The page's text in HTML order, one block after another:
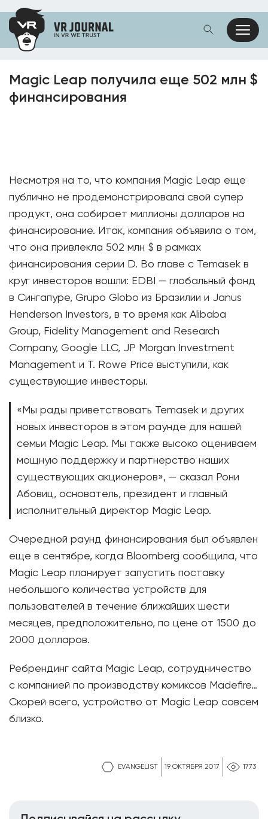
EVANGELIST 19 ОКТЯБРЯ 2017 1773
Magic Leap получила еще 502 млн $
финансирования
Несмотря на то, что компания Magic Leap еще
публично не продемонстрировала свой супер
продукт, она собирает миллионы долларов на
финансирование. Итак, компания объявила о том,
что она привлекла 502 млн $ в рамках
финансирования серии D. Во главе с Temasek в
круг инвесторов вошли: EDBI — глобальный фонд
в Сингапуре, Grupo Globo из Бразилии и Janus
Henderson Investors, в то время как Alibaba
Group, Fidelity Management and Research
Company, Google LLC, JP Morgan Investment
Management и T. Rowe Price выступили, как
существующие инвесторы.
«Мы рады приветствовать Temasek и других
новых инвесторов в этом раунде для нашей
семьи Magic Leap. Мы также высоко оцениваем
мощную поддержку и партнерство наших
существующих акционеров», — сказал Рони
Абовиц, основатель, президент и главный
исполнительный директор Magic Leap.
Очередной раунд финансирования был объявлен
еще в сентябре, когда Bloomberg сообщила, что
Magic Leap планирует запустить поставку
небольшого количества устройств для
пользователей в течение ближайших шести
месяцев, предположительно, по цене от 1500 до
2000 долларов.
Ребрендинг сайта Magic Leap, сотрудничество
с компанией по производству комиксов Madefire…
Скорей всего, устройство от Magic Leap совсем
близко.